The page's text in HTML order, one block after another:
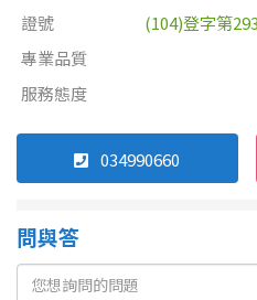
證號
(104)登字第
專業品質
服務態度
034990660
問與答